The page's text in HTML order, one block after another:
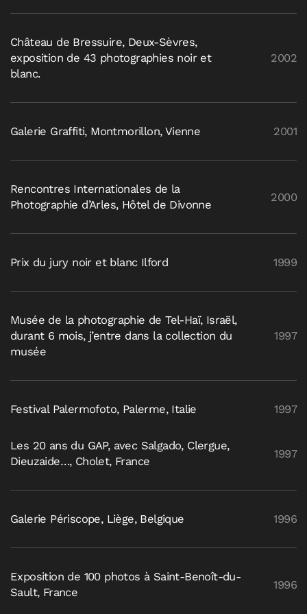
Château de Bressuire, Deux-Sèvres,
exposition de 43 photographies noir et
blanc.
2002
Galerie Graffiti, Montmorillon, Vienne 2001
Rencontres Internationales de la
Photographie d’Arles, Hôtel de Divonne
2000
Prix du jury noir et blanc Ilford 1999
Musée de la photographie de Tel-Haï, Israël,
durant 6 mois, j’entre dans la collection du
musée
1997
Festival Palermofoto, Palerme, Italie 1997
Les 20 ans du GAP, avec Salgado, Clergue,
Dieuzaide…, Cholet, France
1997
Galerie Périscope, Liège, Belgique 1996
Exposition de 100 photos à Saint-Benoît-du-
Sault, France
1996